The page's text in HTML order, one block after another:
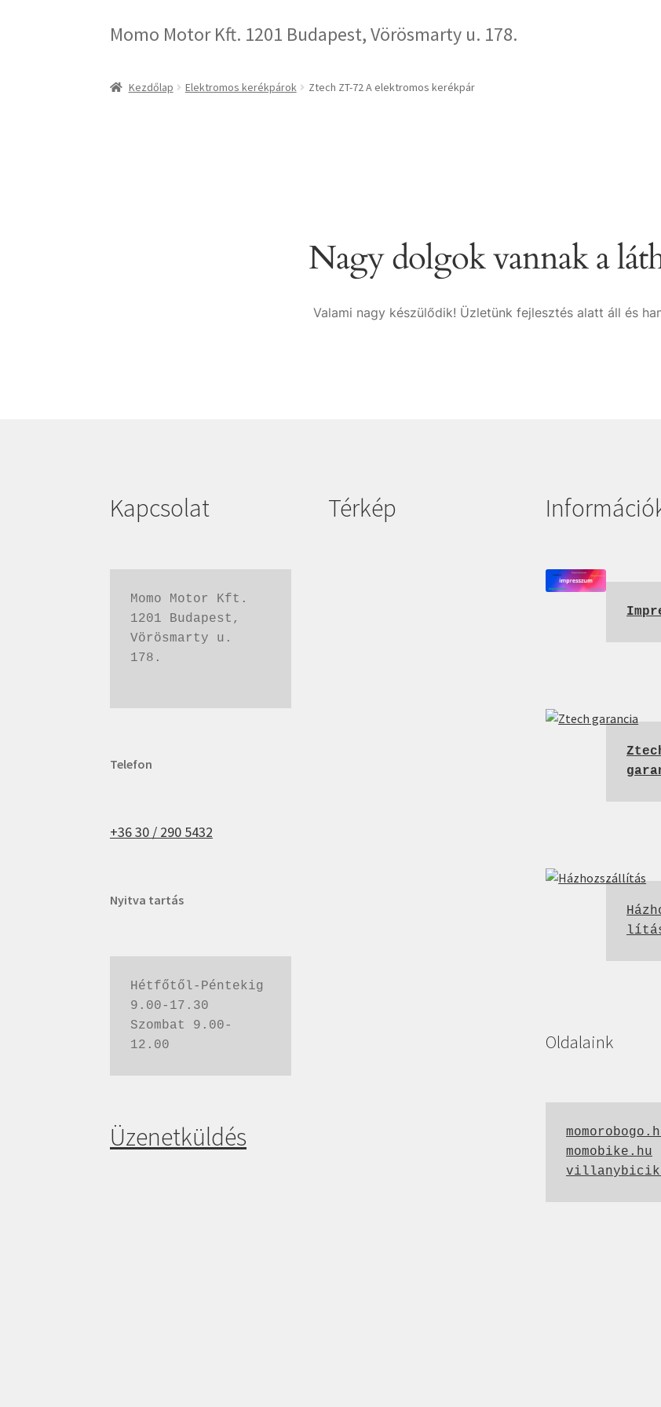
Momo Motor Kft. 1201 Budapest, Vörösmarty u. 178.
Kezdőlap Elektromos kerékpárok Ztech ZT-72 A elektromos kerékpár
Nagy dolgok vannak a
Valami nagy készülődik! Üzletünk fejlesztés alatt áll és
Kapcsolat
Momo Motor Kft.
1201 Budapest,
Vörösmarty u.
178.
Telefon
+36 30 / 290 5432
Nyitva tartás
Hétfőtől-Péntekig
9.00-17.30
Szombat 9.00-
12.00
Üzenetküldés
Térkép
Oldalaink
momobike.hu